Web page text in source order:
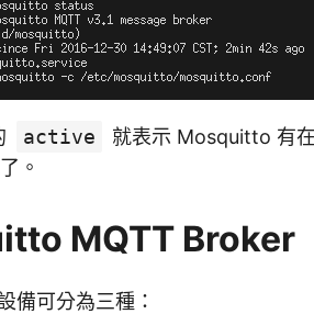
active
就表示 Mosquitto 有
。
MQTT Broker
備可分為三種：